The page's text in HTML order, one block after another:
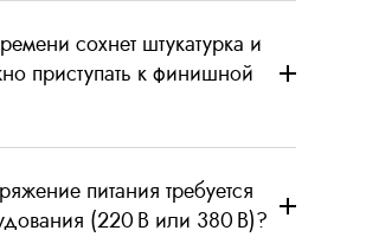
сохнет штукатурка и
приступать к финишной
питания требуется
(220 В или 380 В)?